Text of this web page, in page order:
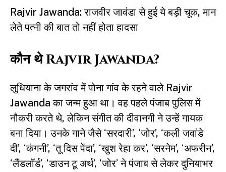
Rajvir Jawanda: राजवीर जावंडा से हुई ये बड़ी चूक, मान
लेते पत्नी की बात तो नहीं होता हादसा
कौन थे Rajvir Jawanda?
लुधियाना के जगरांव में पोना गांव के रहने वाले Rajvir
Jawanda का जन्म हुआ था। वह पहले पंजाब पुलिस में
नौकरी करते थे, लेकिन संगीत की दीवानगी ने उन्हें गायक
बना दिया। उनके गाने जैसे ‘सरदारी’, ‘जोर’, ‘कली जवांडे
दी’, ‘कंगनी’, ‘तू दिस पेंदा’, ‘खुश रेहा कर’, ‘सरनेम’, ‘अफरीन’,
‘लैंडलॉर्ड’, ‘डाउन टू अर्थ’, ‘जोर’ ने पंजाब से लेकर दुनियाभर